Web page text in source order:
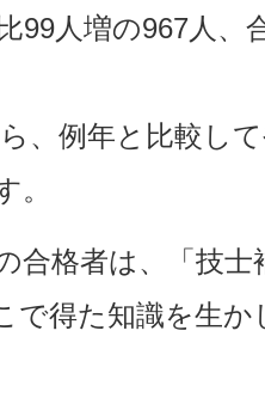
人増の967人、
、例年と比較し
。
格者は、「技
得た知識を生